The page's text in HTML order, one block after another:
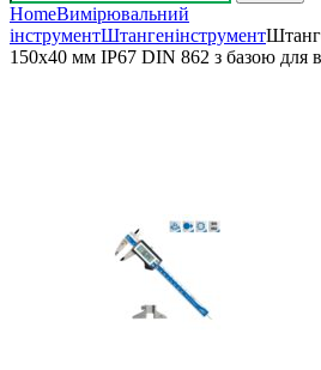
for:
HomeВимірювальний
інструментШтангенінструмент
150х40 мм IP67 DIN 862 з базою для